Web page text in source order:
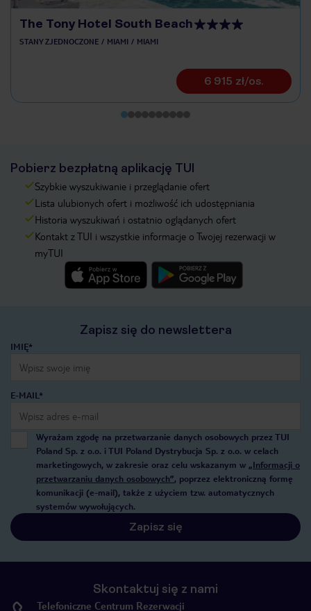
The Tony Hotel South Beach
STANY ZJEDNOCZONE MIAMI MIAMI
6 915 zł/os.
Pobierz bezpłatną aplikację TUI
Szybkie wyszukiwanie i przeglądanie ofert
Lista ulubionych ofert i możliwość ich udostępniania
Historia wyszukiwań i ostatnio oglądanych ofert
Kontakt z TUI i wszystkie informacje o Twojej rezerwacji w
myTUI
Zapisz się do newslettera
IMIĘ*
E-MAIL*
Wyrażam zgodę na przetwarzanie danych osobowych przez TUI
Poland Sp. z o.o. i TUI Poland Dystrybucja Sp. z o.o. w celach
marketingowych, w zakresie oraz celu wskazanym w „Informacji o
przetwarzaniu danych osobowych”, poprzez elektroniczną formę
komunikacji (e-mail), także z użyciem tzw. automatycznych
systemów wywołujących.
Zapisz się
Skontaktuj się z nami
Telefoniczne Centrum Rezerwacji